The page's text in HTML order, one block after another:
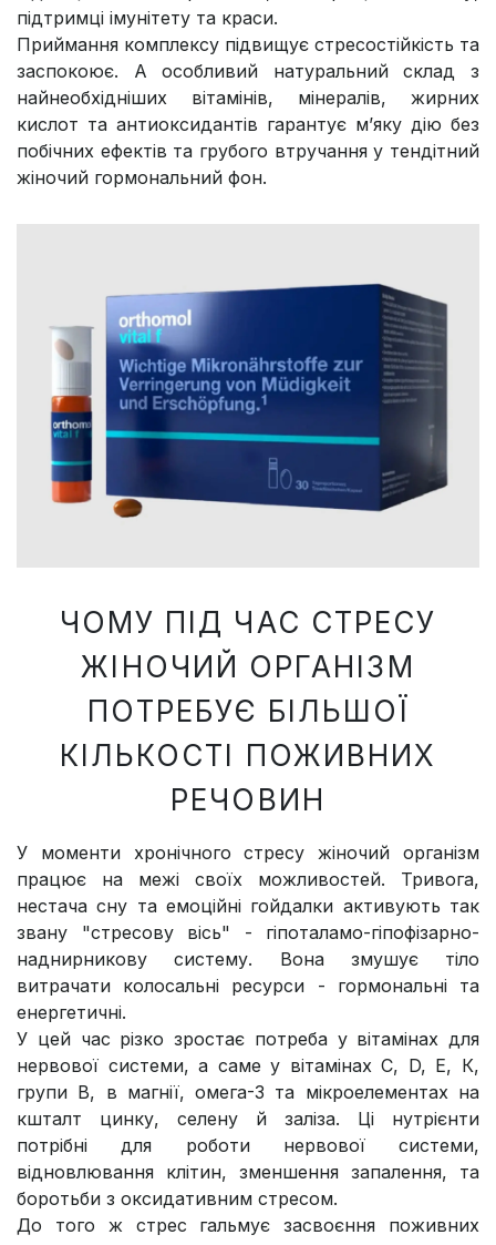
підтримці імунітету та краси.
Приймання комплексу підвищує стресостійкість та
заспокоює. А особливий натуральний склад з
найнеобхідніших вітамінів, мінералів, жирних
кислот та антиоксидантів гарантує м’яку дію без
побічних ефектів та грубого втручання у тендітний
жіночий гормональний фон.
ЧОМУ ПІД ЧАС СТРЕСУ
ЖІНОЧИЙ ОРГАНІЗМ
ПОТРЕБУЄ БІЛЬШОЇ
КІЛЬКОСТІ ПОЖИВНИХ
РЕЧОВИН
У моменти хронічного стресу жіночий організм
працює на межі своїх можливостей. Тривога,
нестача сну та емоційні гойдалки активують так
звану "стресову вісь" - гіпоталамо-гіпофізарно-
наднирникову систему. Вона змушує тіло
витрачати колосальні ресурси - гормональні та
енергетичні.
У цей час різко зростає потреба у вітамінах для
нервової системи, а саме у вітамінах C, D, E, К,
групи В, в магнії, омега-3 та мікроелементах на
кшталт цинку, селену й заліза. Ці нутрієнти
потрібні для роботи нервової системи,
відновлювання клітин, зменшення запалення, та
боротьби з оксидативним стресом.
До того ж стрес гальмує засвоєння поживних